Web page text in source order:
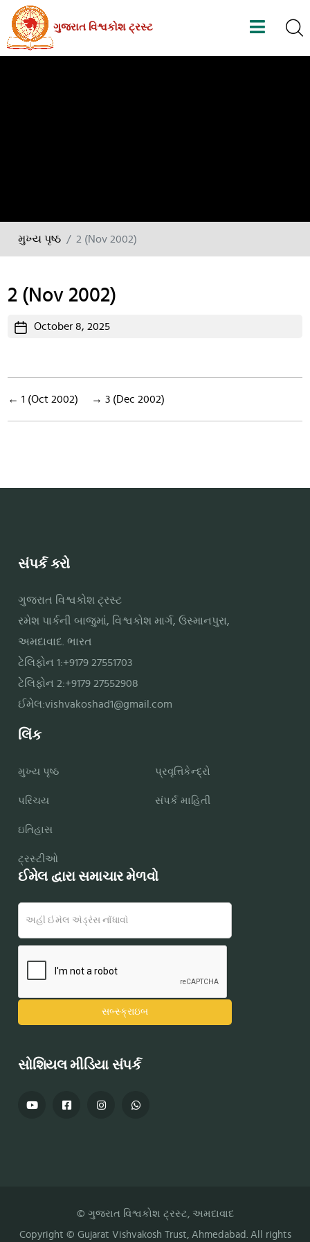
Skip
the
ગુજરાત વિશ્વકોશ ટ્રસ્ટ
મુખ્ય પૃષ્ઠ 2 (Nov 2002)
2 (Nov 2002)
PostOctober 8, 2025
← 1 (Oct 2002) → 3 (Dec 2002)
સંપર્ક કરો
ગુજરાત વિશ્વકોશ ટ્રસ્ટ
રમેશ પાર્કની બાજુમાં, વિશ્વકોશ માર્ગ, ઉસ્માનપુરા,
અમદાવાદ. ભારત
ટેલિફોન 1:+9179 27551703
ટેલિફોન 2:+9179 27552908
ઈમેલ:vishvakoshad1@gmail.com
લિંક
મુખ્ય પૃષ્ઠ
પરિચય
ઇતિહાસ
ટ્રસ્ટીઓ
પ્રવૃત્તિકેન્દ્રો
સંપર્ક માહિતી
ઈમેલ દ્વારા સમાચાર મેળવો
સોશિયલ મીડિયા સંપર્ક
© ગુજરાત વિશ્વકોશ ટ્રસ્ટ, અમદાવાદ
Copyright © Gujarat Vishvakosh Trust, Ahmedabad. All rights